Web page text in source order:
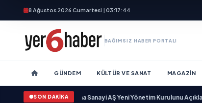
8 Ağustos 2026 Cumartesi | 03:17:46
BAĞIMSIZ HABER PORTALI
GÜNDEM KÜLTÜR VE SANAT MAGAZIN
SON DAKİKA
Açıkgöz Savunma Sanayi AŞ Yeni Yönetim Kurulunu Açıkladı ve